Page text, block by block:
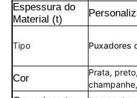
Espessura do
Material (t)
Tipo Puxadores
Cor
Prata,